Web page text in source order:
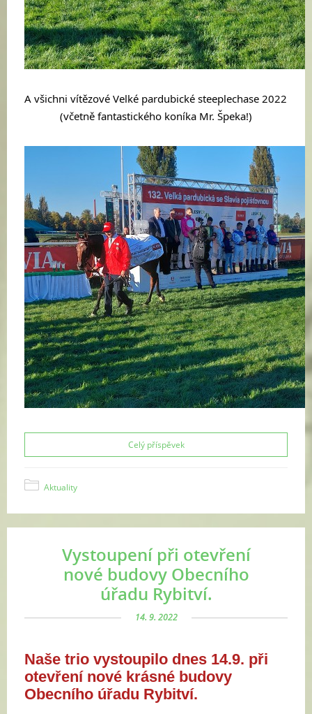
A všichni vítězové Velké pardubické steeplechase 2022
(včetně fantastického koníka Mr. Špeka!)
Celý příspěvek
Aktuality
Vystoupení při otevření
nové budovy Obecního
úřadu Rybitví.
14. 9. 2022
Naše trio vystoupilo dnes 14.9. při
otevření nové krásné budovy
Obecního úřadu Rybitví.